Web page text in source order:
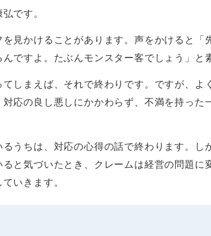
です。
見かけることがあります。声をかけると
ですよ。たぶんモンスター客でしょう」と
しまえば、それで終わりです。ですが、
応の良し悪しにかかわらず、不満を持っ
うちは、対応の心得の話で終わります。
と気づいたとき、クレームは経営の問題
いきます。